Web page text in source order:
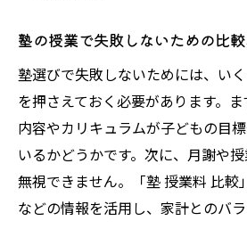
塾の授業で失敗しないための比
塾選びで失敗しないためには、い
を押さえておく必要があります。
内容やカリキュラムが子どもの目
いるかどうかです。次に、月謝や
無視できません。「塾 授業料 比較
などの情報を活用し、家計とのバ